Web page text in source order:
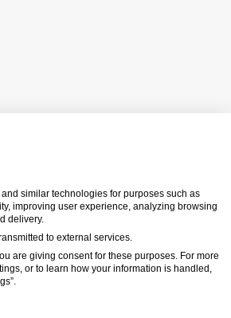
業所
similar technologies for purposes such as
improving user experience, analyzing browsing
delivery.
to external services.
are giving consent for these purposes. For more
or to learn how your information is handled,